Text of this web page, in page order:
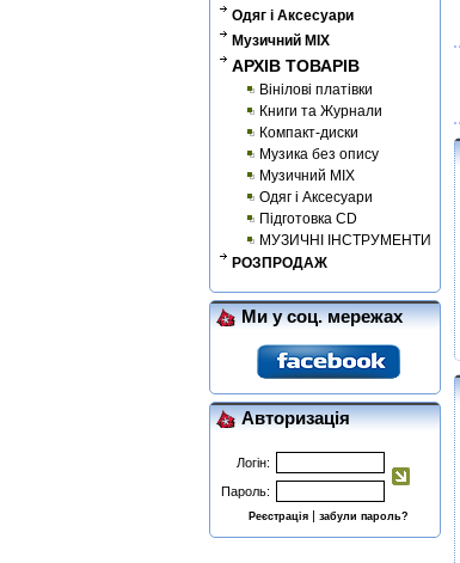
Одяг і Аксесуари
Музичний MIX
АРХІВ ТОВАРІВ
Вінілові платівки
Книги та Журнали
Компакт-диски
Музика без опису
Музичний MIX
Одяг і Аксесуари
Підготовка CD
МУЗИЧНІ ІНСТРУМЕНТИ
РОЗПРОДАЖ
Ми у соц. мережах
Авторизація
Логін:
Пароль:
Реєстрація| забули пароль?